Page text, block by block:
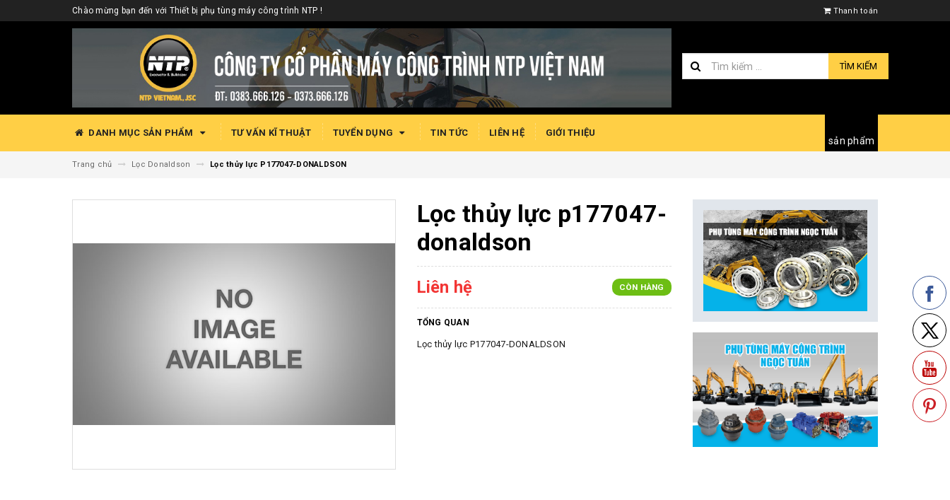
Chào mừng bạn đến với Thiết bị phụ tùng máy công trình NTP ! Thanh toán
TÌM KIẾM
DANH MỤC SẢN PHẨM TƯ VẤN KĨ THUẬT TUYỂN DỤNG TIN TỨC LIÊN HỆ GIỚI THIỆU
sản phẩm
Trang chủ Lọc Donaldson Lọc thủy lực P177047-DONALDSON
Lọc thủy lực p177047-
donaldson
Liên hệ CÒN HÀNG
TỔNG QUAN
Lọc thủy lực P177047-DONALDSON